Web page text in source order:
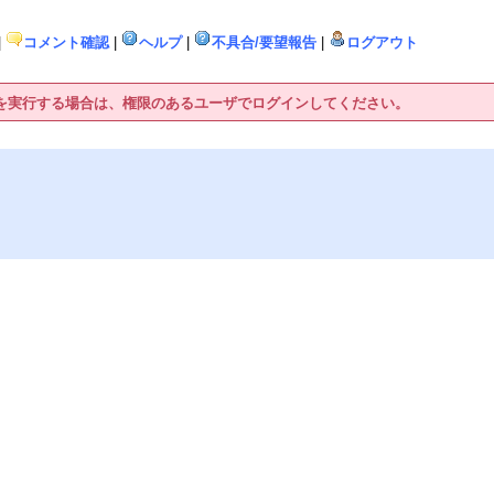
コメント確認| ヘルプ| 不具合/要望報告 ログアウト
行する場合は、権限のあるユーザでログインしてください。